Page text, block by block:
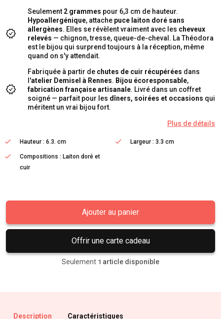
Seulement 2 grammes pour 6,3 cm de hauteur.
Hypoallergénique, attache puce laiton doré sans
allergènes. Elles se révèlent vraiment avec les cheveux
relevés — chignon, tresse, queue-de-cheval. La Théodora
est le bijou qui surprend toujours à la réception, même
quand on s'y attendait.
Fabriquée à partir de chutes de cuir récupérées dans
l'atelier Demisel à Rennes. Bijou écoresponsable,
fabrication française artisanale. Livré dans un coffret
soigné — parfait pour les dîners, soirées et occasions qui
méritent un vrai bijou fort.
Plus de détails
Hauteur : 6.3. cm Largeur : 3.3 cm
Compositions : Laiton doré et
cuir
Ajouter au panier
Offrir une carte cadeau
Seulement 1 article disponible
Description Caractéristiques